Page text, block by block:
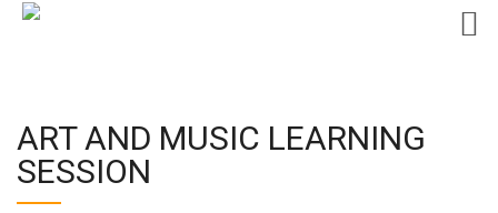
content
ART AND MUSIC LEARNING
SESSION